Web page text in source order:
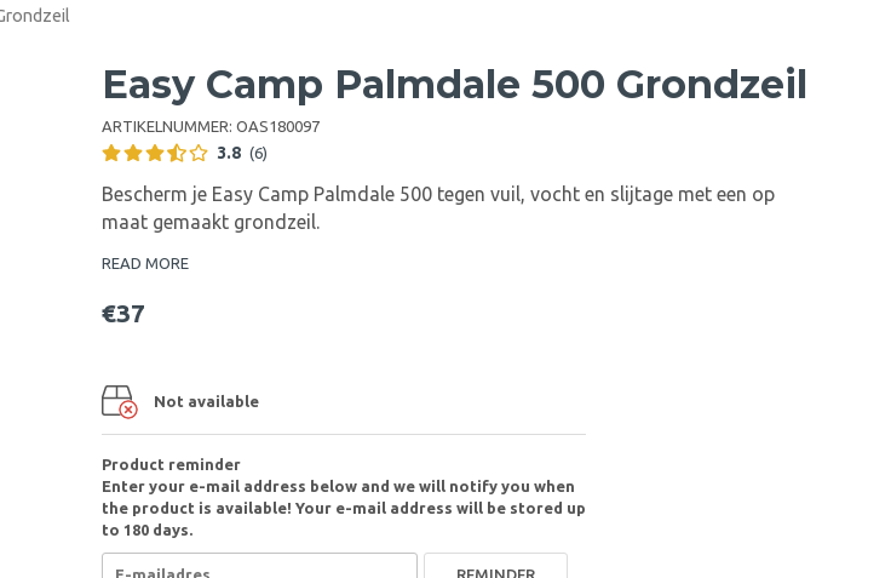
Easy Camp Palmdale 500 Grondzeil
ARTIKELNUMMER: OAS180097
3.8 (6)
Bescherm je Easy Camp Palmdale 500 tegen vuil, vocht en slijtage met een op
maat gemaakt grondzeil.
READ MORE
€37
Not available
Product reminder
Enter your e-mail address below and we will notify you when
the product is available! Your e-mail address will be stored up
to 180 days.
REMINDER